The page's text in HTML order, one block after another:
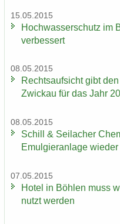
15.05.2015
Hoch­was­ser­schutz im
ver­bes­sert
08.05.2015
Rechts­auf­sicht gibt
Zwi­ckau für das Jahr
08.05.2015
Schill & Seil­a­cher
Emul­gier­an­la­ge
07.05.2015
Hotel in Böh­len muss
nutzt wer­den